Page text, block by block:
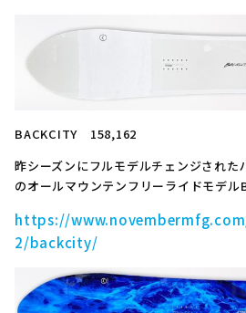
BACKCITY 158,162
昨シーズンにフルモデルチェンジされた
のオールマウンテンフリーライドモデル
https://
2/backcity/